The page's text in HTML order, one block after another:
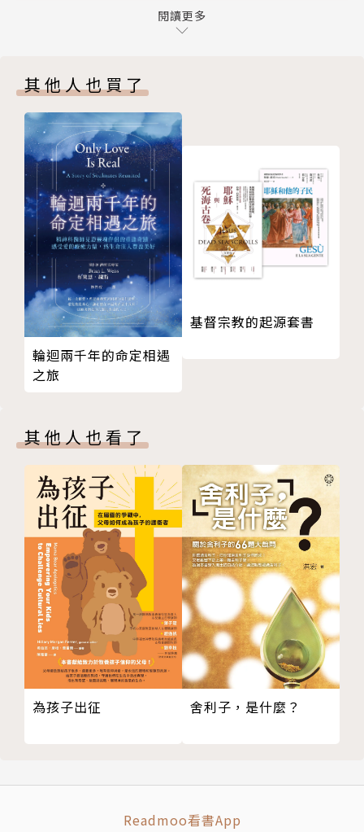
11 面紗
12 必須
13 剛毅
14 最後的一程
15 來到主面前
版權頁
閱讀更多
其他人也買了
輪迴兩千年的命定相遇
之旅
基督宗教的起源套書
其他人也看了
為孩子出征 舍利子，是什麼？
Readmoo看書App